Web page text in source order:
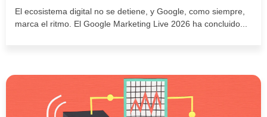
El ecosistema digital no se detiene, y Google, como siempre,
marca el ritmo. El Google Marketing Live 2026 ha concluido...